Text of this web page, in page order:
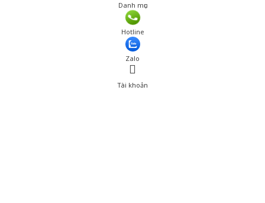
Danh mục
Hotline
Zalo
Tài khoản